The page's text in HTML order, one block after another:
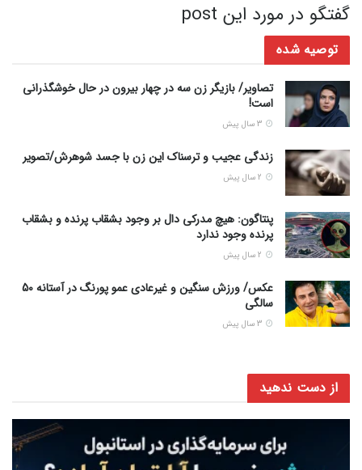
گفتگو در مورد این post
توصیه شده
تصاویر/ بازیگر زن سه در چهار بیرون در حال خوشگذرانی
است!
زندگی عجیب و ترسناک این زن با جسد شوهرش/تصویر
پنتاگون: هیچ مدرکی دال بر وجود بشقاب پرنده و بشقاب
پرنده وجود ندارد
عکس/ ورزش سنگین و غیرعادی عمو پورنگ در آستانه 50
سالگی
از دست ندهید